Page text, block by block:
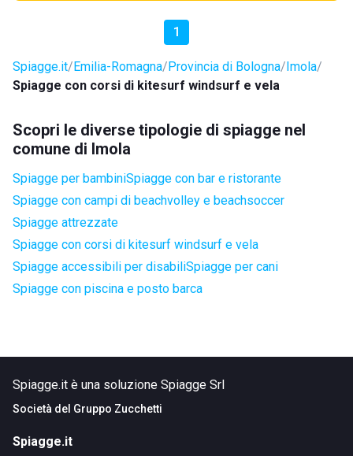
1
Spiagge.it Emilia-Romagna Provincia di Bologna Imola
Spiagge con corsi di kitesurf windsurf e vela
Scopri le diverse tipologie di spiagge nel
comune di Imola
Spiagge per bambiniSpiagge con bar e ristorante
Spiagge con campi di beachvolley e beachsoccer
Spiagge attrezzate
Spiagge con corsi di kitesurf windsurf e vela
Spiagge accessibili per disabiliSpiagge per cani
Spiagge con piscina e posto barca
Spiagge.it è una soluzione Spiagge Srl
Società del Gruppo Zucchetti
Spiagge.it